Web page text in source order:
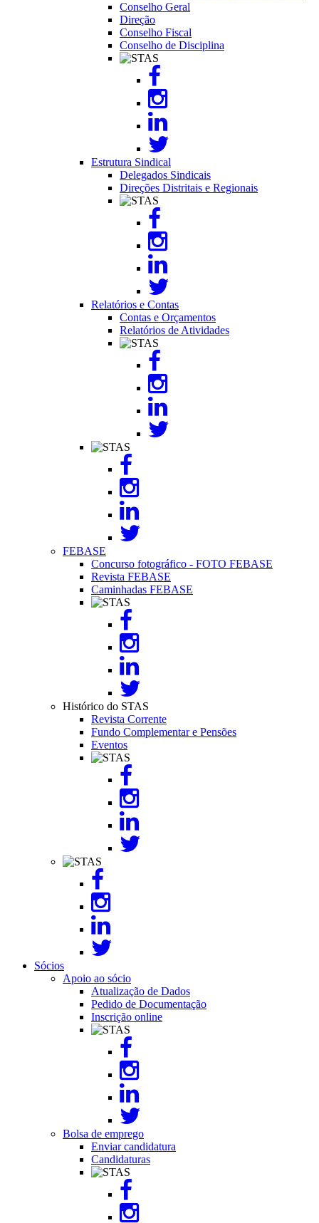
Conselho Geral
Direção
Conselho Fiscal
Conselho de Disciplina
Image
Estrutura Sindical
Delegados Sindicais
Direções Distritais e Regionais
Image
Relatórios e Contas
Contas e Orçamentos
Relatórios de Atividades
Image
Image
FEBASE
Concurso fotográfico - FOTO FEBASE
Revista FEBASE
Caminhadas FEBASE
Image
Histórico do STAS
Revista Corrente
Fundo Complementar e Pensões
Eventos
Image
Image
Sócios
Apoio ao sócio
Atualização de Dados
Pedido de Documentação
Inscrição online
Image
Bolsa de emprego
Enviar candidatura
Candidaturas
Image